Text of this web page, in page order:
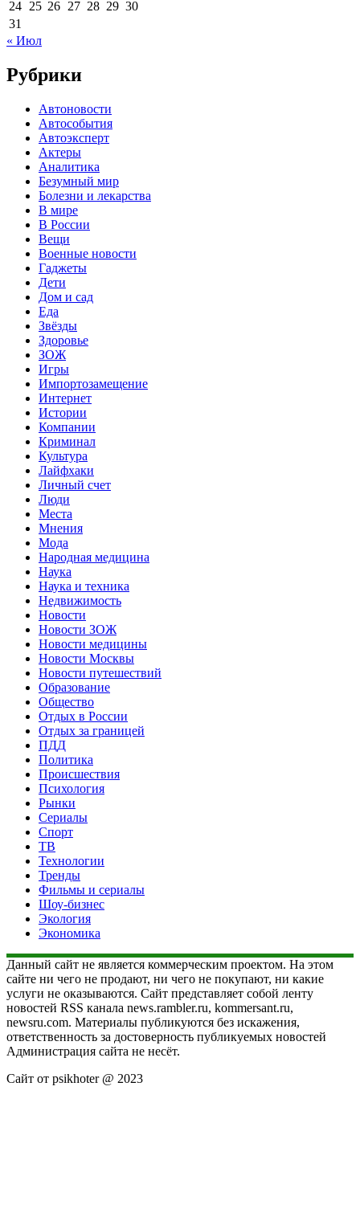
24 25 26 27 28 29 30
31
« Июл
Рубрики
Автоновости
Автособытия
Автоэксперт
Актеры
Аналитика
Безумный мир
Болезни и лекарства
В мире
В России
Вещи
Военные новости
Гаджеты
Дети
Дом и сад
Еда
Звёзды
Здоровье
ЗОЖ
Игры
Импортозамещение
Интернет
Истории
Компании
Криминал
Культура
Лайфхаки
Личный счет
Люди
Места
Мнения
Мода
Народная медицина
Наука
Наука и техника
Недвижимость
Новости
Новости ЗОЖ
Новости медицины
Новости Москвы
Новости путешествий
Образование
Общество
Отдых в России
Отдых за границей
ПДД
Политика
Происшествия
Психология
Рынки
Сериалы
Спорт
ТВ
Технологии
Тренды
Фильмы и сериалы
Шоу-бизнес
Экология
Экономика
Данный сайт не является коммерческим проектом. На этом
сайте ни чего не продают, ни чего не покупают, ни какие
услуги не оказываются. Сайт представляет собой ленту
новостей RSS канала news.rambler.ru, kommersant.ru,
newsru.com. Материалы публикуются без искажения,
ответственность за достоверность публикуемых новостей
Администрация сайта не несёт.
Сайт от psikhoter @ 2023